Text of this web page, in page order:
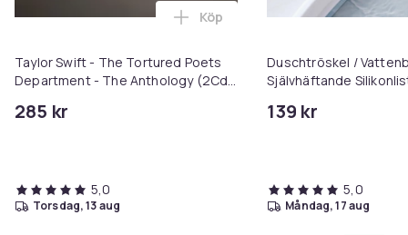
Taylor Swift - The Tortured Poets
Department - The Anthology (2Cd)
285 kr
Lägg till Taylor Swift - The
Köp
5,0
torsdag, 13 aug
Duschtröskel /
Självhäftande
139 kr
5,0
måndag, 17 aug